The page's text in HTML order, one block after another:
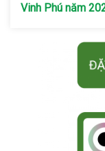
Vinh Phú năm